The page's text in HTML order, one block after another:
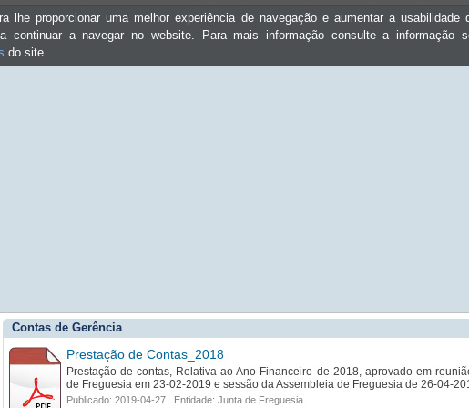
lhe proporcionar uma melhor experiência de navegação e aumentar a usabilidade
continuar a navegar no website. Para mais informação consulte a informação
do site.
Contas de Gerência
Prestação de Contas_2018
Prestação de contas, Relativa ao Ano Financeiro de 2018, aprovado em
de Freguesia em 23-02-2019 e sessão da Assembleia de Freguesia de 26-04-
Publicado: 2019-04-27 Entidade: Junta de Freguesia